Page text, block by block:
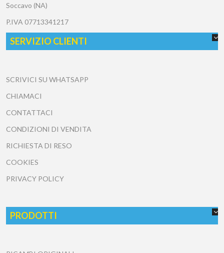
Soccavo (NA)
P.IVA 07713341217
SERVIZIO CLIENTI
SCRIVICI SU WHATSAPP
CHIAMACI
CONTATTACI
CONDIZIONI DI VENDITA
RICHIESTA DI RESO
COOKIES
PRIVACY POLICY
PRODOTTI